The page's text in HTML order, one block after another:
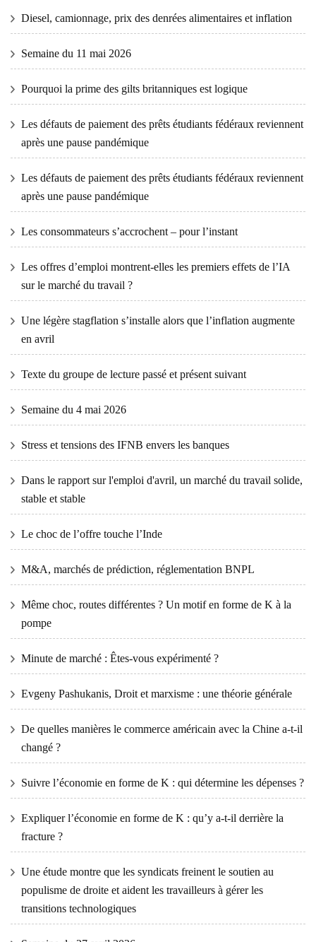
Diesel, camionnage, prix des denrées alimentaires et inflation
Semaine du 11 mai 2026
Pourquoi la prime des gilts britanniques est logique
Les défauts de paiement des prêts étudiants fédéraux reviennent
après une pause pandémique
Les défauts de paiement des prêts étudiants fédéraux reviennent
après une pause pandémique
Les consommateurs s’accrochent – ​​pour l’instant
Les offres d’emploi montrent-elles les premiers effets de l’IA
sur le marché du travail ?
Une légère stagflation s’installe alors que l’inflation augmente
en avril
Texte du groupe de lecture passé et présent suivant
Semaine du 4 mai 2026
Stress et tensions des IFNB envers les banques
Dans le rapport sur l'emploi d'avril, un marché du travail solide,
stable et stable
Le choc de l’offre touche l’Inde
M&A, marchés de prédiction, réglementation BNPL
Même choc, routes différentes ? Un motif en forme de K à la
pompe
Minute de marché : Êtes-vous expérimenté ?
Evgeny Pashukanis, Droit et marxisme : une théorie générale
De quelles manières le commerce américain avec la Chine a-t-il
changé ?
Suivre l’économie en forme de K : qui détermine les dépenses ?
Expliquer l’économie en forme de K : qu’y a-t-il derrière la
fracture ?
Une étude montre que les syndicats freinent le soutien au
populisme de droite et aident les travailleurs à gérer les
transitions technologiques